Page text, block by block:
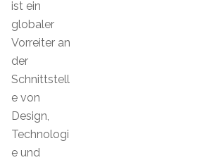
ist ein
globaler
Vorreiter an
der
Schnittstell
e von
Design,
Technologi
e und